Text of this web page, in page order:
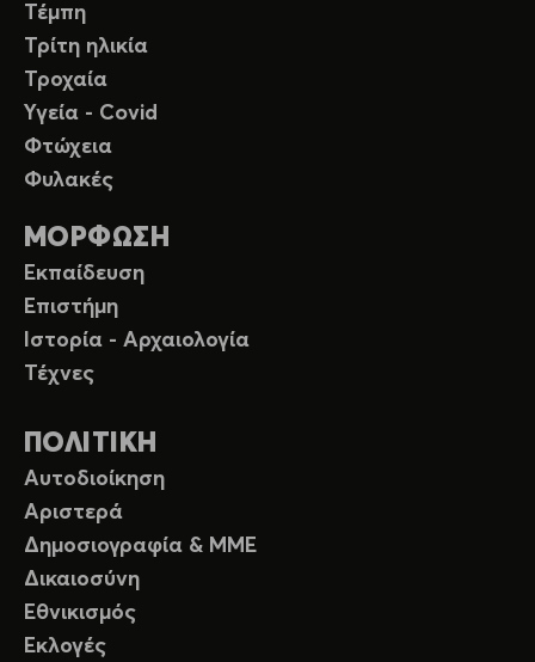
Τέμπη
Τρίτη ηλικία
Τροχαία
Υγεία - Covid
Φτώχεια
Φυλακές
ΜΟΡΦΩΣΗ
Εκπαίδευση
Επιστήμη
Ιστορία - Αρχαιολογία
Τέχνες
ΠΟΛΙΤΙΚΗ
Αυτοδιοίκηση
Αριστερά
Δημοσιογραφία & ΜΜΕ
Δικαιοσύνη
Εθνικισμός
Εκλογές